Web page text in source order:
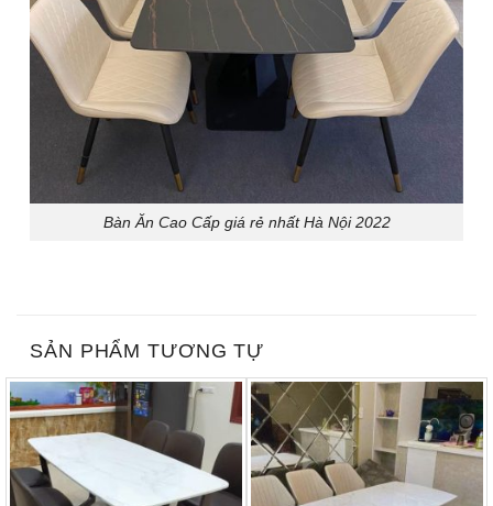
Bàn Ăn Cao Cấp giá rẻ nhất Hà Nội 2022
SẢN PHẨM TƯƠNG TỰ